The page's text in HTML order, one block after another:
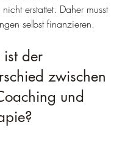
erstattet. Daher musst
selbst finanzieren.
der
zwischen
und